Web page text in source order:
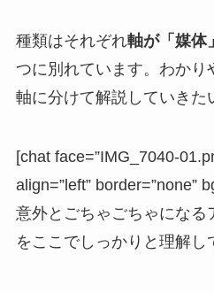
種類はそれぞれ軸が「媒体
つに別れています。わかり
軸に分けて解説していきた
[chat face=”IMG_7040-
align=”left” border=”none”
意外とごちゃごちゃになる
をここでしっかりと理解し